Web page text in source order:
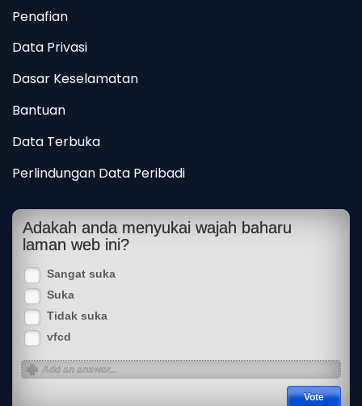
Penafian
Data Privasi
Dasar Keselamatan
Bantuan
Data Terbuka
Perlindungan Data Peribadi
Adakah anda menyukai wajah baharu
laman web ini?
Sangat suka
Suka
Tidak suka
vfcd